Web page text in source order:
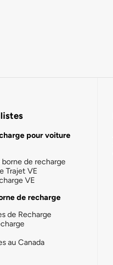
pour voiture
de recharge
Trajet VE
VE
de recharge
de Recharge
au Canada